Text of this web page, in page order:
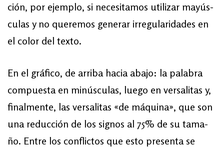
ción, por ejem­plo, si ne­ce­si­ta­mos uti­li­zar ma­yús­
cu­las y no que­re­mos ge­ne­rar irre­gu­la­ri­da­des en
el co­lor del tex­to.
En el grá­fico, de arri­ba ha­cia aba­jo: la pa­la­bra
com­pues­ta en mi­nús­cu­las, lue­go en ver­sa­li­tas y,
final­men­te, las ver­sa­li­tas «de má­qui­na», que son
una re­duc­ción de los sig­nos al 75% de su ta­ma­
ño. En­tre los co­nflic­tos que es­to pre­sen­ta se